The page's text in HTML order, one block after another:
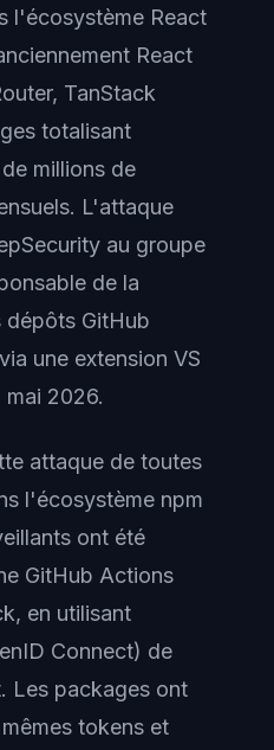
l'écosystème React
React
TanStack
totalisant
millions de
L'attaque
au groupe
de la
dépôts GitHub
une extension VS
mai 2026.
attaque de toutes
l'écosystème npm
ont été
GitHub Actions
en utilisant
Connect) de
Les packages ont
tokens et